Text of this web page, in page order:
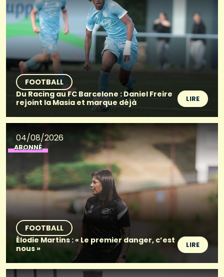
FOOTBALL
Du Racing au FC Barcelone : Daniel Freire
rejoint la Masia et marque déjà
LIRE
04/08/2026
ABONNÉ
FOOTBALL
Élodie Martins : « Le premier danger, c’est
nous »
LIRE